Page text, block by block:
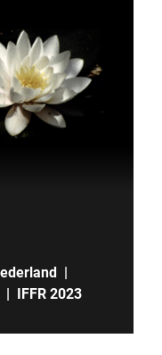
|
| IFFR 2023